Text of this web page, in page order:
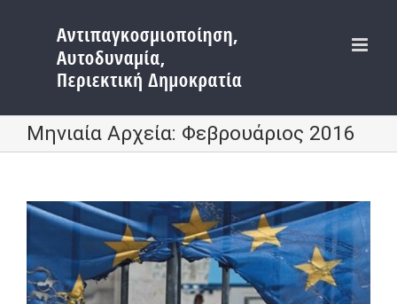
περιεχόμενο
Μηνιαία Αρχεία: Φεβρουάριος 2016